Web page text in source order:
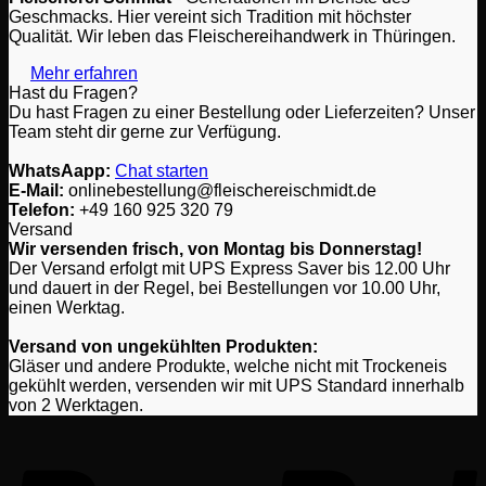
Optionen
können
der
Produktseite
gewählt
werden
Geschmacks. Hier vereint sich Tradition mit höchster
Qualität. Wir leben das Fleischereihandwerk in Thüringen.
Mehr erfahren
Hast du Fragen?
Du hast Fragen zu einer Bestellung oder Lieferzeiten? Unser
Team steht dir gerne zur Verfügung.
WhatsAapp: Chat starten
E-Mail: onlinebestellung@fleischereischmidt.de
Telefon: ‎+49 160 925 320 79
Versand
Wir versenden frisch, von Montag bis Donnerstag!
Der Versand erfolgt mit UPS Express Saver bis 12.00 Uhr
und dauert in der Regel, bei Bestellungen vor 10.00 Uhr,
einen Werktag.
Versand von ungekühlten Produkten:
Gläser und andere Produkte, welche nicht mit Trockeneis
gekühlt werden, versenden wir mit UPS Standard innerhalb
von 2 Werktagen.